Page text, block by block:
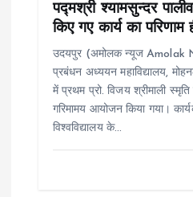
पद्मश्री श्यामसुन्दर
किए गए कार्य का परिणाम
उदयपुर (अमोलक न्यूज Amolak
प्रबंधन अध्ययन महाविद्यालय,
में प्रथम प्रो. विजय श्रीमाली
गरिमामय आयोजन किया गया।
विश्वविद्यालय के…